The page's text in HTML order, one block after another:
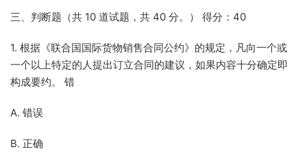
三、判断题（共 10 道试题，共 40 分。） 得分：40
1. 根据《联合国国际货物销售合同公约》的规定，凡向一个或
一个以上特定的人提出订立合同的建议，如果内容十分确定即
构成要约。 错
A. 错误
B. 正确